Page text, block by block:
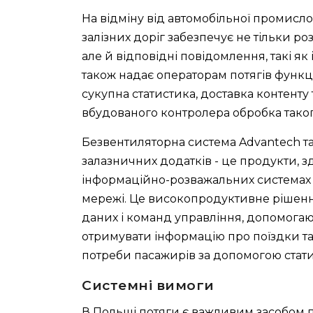
На відміну від автомобільної
залізних доріг забезпечує не тільки
але й відповідні повідомлення, такі
також надає операторам потягів
сукупна статистика, доставка
вбудованого контролера обробка
Безвентиляторна система Advantech
залазничних додатків - це продукти,
інформаційно-розважальних
мережі. Це високопродуктивне
даних і команд управління,
отримувати інформацію про поїздки
потреби пасажирів за допомогою
Системні вимоги